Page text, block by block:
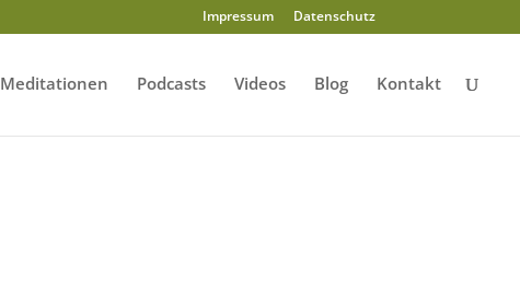
Impressum Datenschutz
Meditationen Podcasts Videos Blog Kontakt